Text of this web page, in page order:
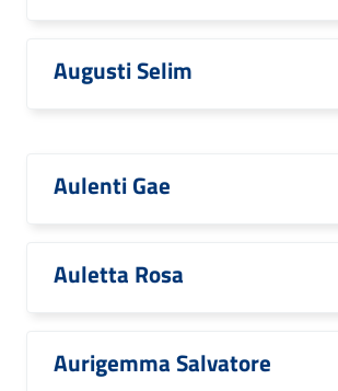
Augusti Selim
Aulenti Gae
Auletta Rosa
Aurigemma Salvatore